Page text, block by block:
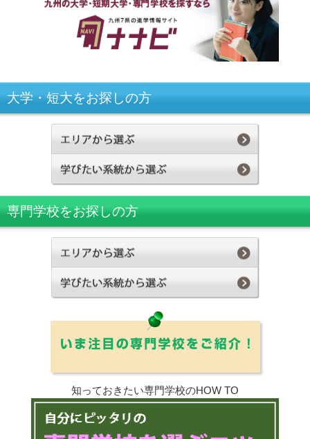
大学・短大をお探しの方
専門学校をお探しの方
知っておきたい専門学校のHOW TO